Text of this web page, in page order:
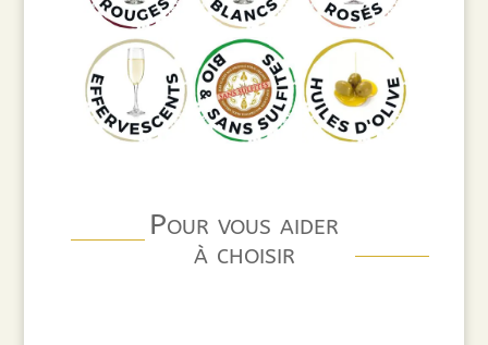
Pour vous aider
à choisir